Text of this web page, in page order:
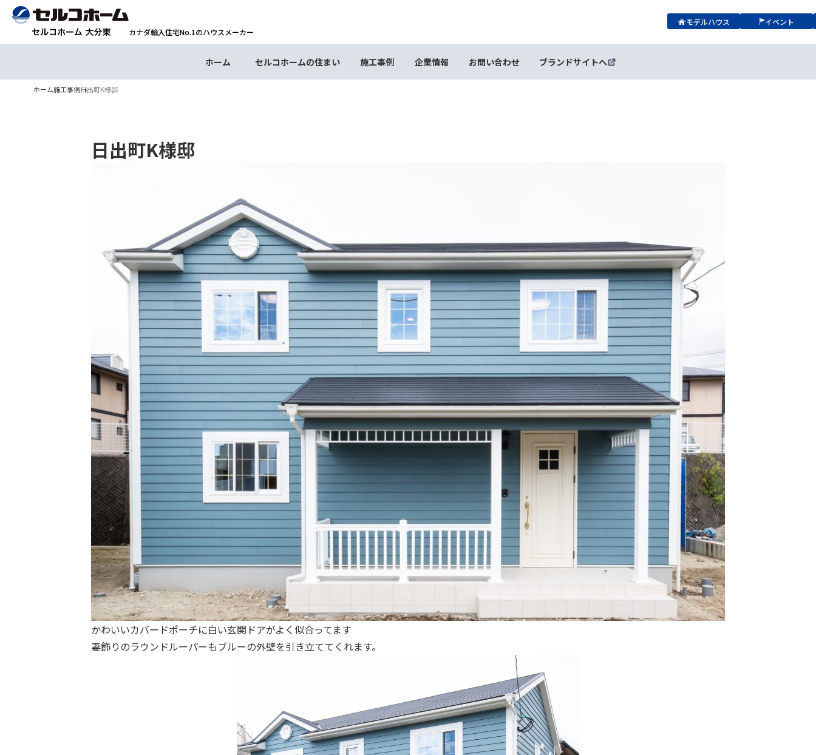
カナダ輸入住宅No.1のハウスメーカー
モデルハウス イベント
ホーム セルコホームの住まい 施工事例 企業情報 お問い合わせ ブランドサイトへ
ホーム施工事例日出町K様邸
日出町K様邸
かわいいカバードポーチに白い玄関ドアがよく似合ってます
妻飾りのラウンドルーパーもブルーの外壁を引き立ててくれます。